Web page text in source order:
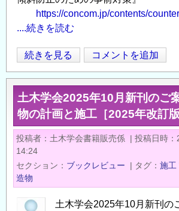
https://concom.jp/contents/
....続きを読む
今
月
の
新
着
記
事
／
建
設
技
続きを見る コメントを追加
土木学会2025年10月新刊のご
物の計画と施工［2025年改訂版
投稿者 土木学会書籍販売係 | 投稿日時
14:24
セクション
ブックレビュー | タグ 施工
造物
土木学会2025年10月新刊の